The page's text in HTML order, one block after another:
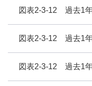
図表2-3-12 過去1
図表2-3-12 過去1
図表2-3-12 過去1